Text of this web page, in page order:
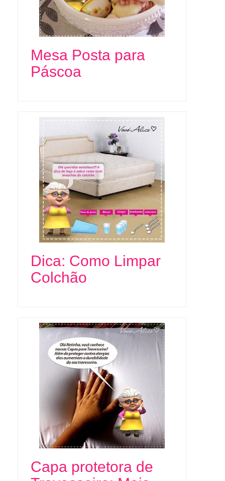
Mesa Posta para
Páscoa
Dica: Como Limpar
Colchão
Capa protetora de